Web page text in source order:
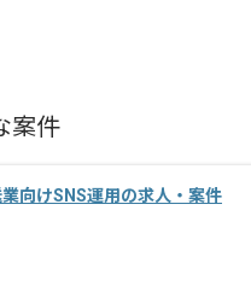
案件
向けSNS運用の求人・案件